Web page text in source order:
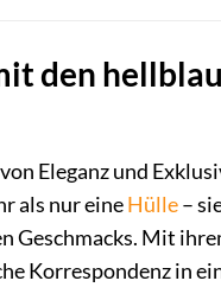
den
Eleganz und
als nur eineHülle–
Geschmacks. Mit
Korrespondenz in